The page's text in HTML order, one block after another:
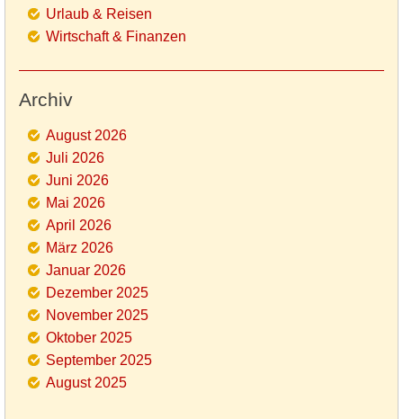
Urlaub & Reisen
Wirtschaft & Finanzen
Archiv
August 2026
Juli 2026
Juni 2026
Mai 2026
April 2026
März 2026
Januar 2026
Dezember 2025
November 2025
Oktober 2025
September 2025
August 2025